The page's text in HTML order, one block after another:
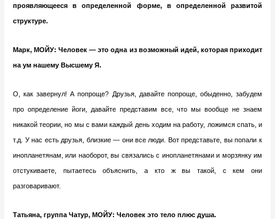
проявляющееся в определенной форме, в определенной развитой
структуре.
Марк, МОЙУ: Человек — это одна из возможный идей, которая приходит
на ум нашему Высшему Я.
О, как завернул! А попроще? Друзья, давайте попроще, обыденно, забудем
про определение йоги, давайте представим все, что мы вообще не знаем
никакой теории, но мы с вами каждый день ходим на работу, ложимся спать, и
т.д. У нас есть друзья, близкие — они все люди. Вот представьте, вы попали к
инопланетянам, или наоборот, вы связались с инопланетянами и морзянку им
отстукиваете, пытаетесь объяснить, а кто ж вы такой, с кем они
разговаривают.
Татьяна, группа Чатур, МОЙУ: Человек это тело плюс душа.